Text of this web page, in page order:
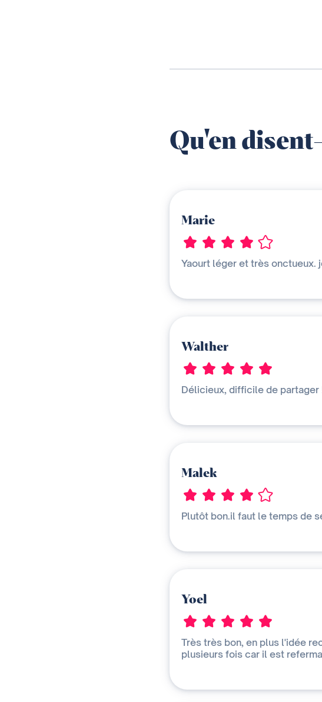
Qu'en
Marie
Yaourt léger et très onctueux.
Walther
Délicieux, difficile de partager
Malek
Plutôt bon.il faut le temps de
Yoel
Très très bon, en plus l'idée
plusieurs fois car il est